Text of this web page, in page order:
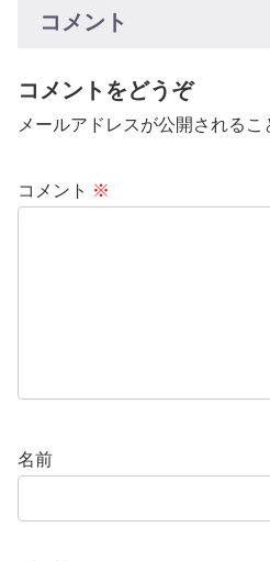
コメント
コメントをどうぞ
メールアドレスが公開されるこ
コメント ※
名前